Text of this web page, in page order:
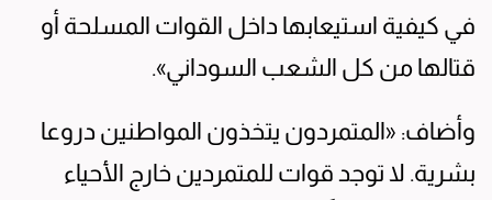
في كيفية استيعابها داخل القوات المسلحة أو
قتالها من كل الشعب السوداني».
وأضاف: «المتمردون يتخذون المواطنين دروعا
بشرية. لا توجد قوات للمتمردين خارج الأحياء